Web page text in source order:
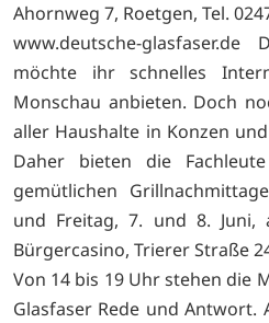
Ahornweg 7, Roetgen, Tel.
www.deutsche-
möchte ihr schnelles
Monschau anbieten. Doch
aller Haushalte in Konzen
Daher bieten die
gemütlichen
und Freitag, 7. und 8. Juni,
Bürgercasino, Trierer Straße
Von 14 bis 19 Uhr stehen die
Glasfaser Rede und Antwort.